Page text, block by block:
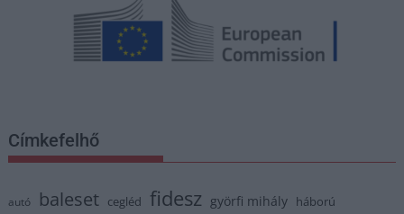
Címkefelhő
autó baleset cegléd fidesz györfi mihály háború